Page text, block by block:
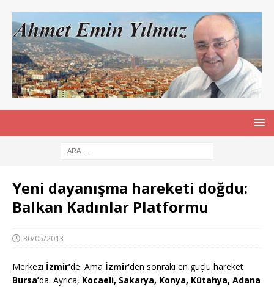
Yeni dayanışma hareketi doğdu:
Balkan Kadınlar Platformu
30/05/2013
Merkezi İzmir’de. Ama İzmir’den sonraki en güçlü hareket
Bursa’da. Ayrıca, Kocaeli, Sakarya, Konya, Kütahya, Adana